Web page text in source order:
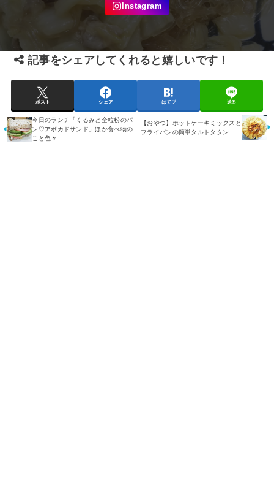
記事をシェアしてくれると嬉しいです！
ポスト シェア はてブ 送る
今日のランチ「くるみと全粒粉のパ
ン♡アボカドサンド」ほか食べ物の
こと色々
【おやつ】ホットケーキミックスと
フライパンの簡単タルトタタン